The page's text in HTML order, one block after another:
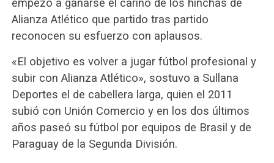
empezó a ganarse el cariño de los hinchas de
Alianza Atlético que partido tras partido
reconocen su esfuerzo con aplausos.
«El objetivo es volver a jugar fútbol profesional y
subir con Alianza Atlético», sostuvo a Sullana
Deportes el de cabellera larga, quien el 2011
subió con Unión Comercio y en los dos últimos
años paseó su fútbol por equipos de Brasil y de
Paraguay de la Segunda División.